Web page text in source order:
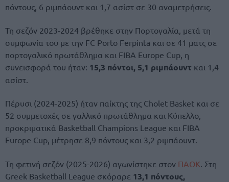
πόντους, 6 ριμπάουντ και 1,7 ασίστ σε 30 αναμετρήσεις.
Τη σεζόν 2023-2024 βρέθηκε στην Πορτογαλία, μετά τη
συμφωνία του με την FC Porto Ferpinta και σε 41 ματς σε
πορτογαλικό πρωτάθλημα και FIBA Europe Cup, η
συνεισφορά του ήταν: 15,3 πόντοι, 5,1 ριμπάουντ και 1,4
ασίστ.
Πέρυσι (2024-2025) ήταν παίκτης της Cholet Basket και σε
52 συμμετοχές σε γαλλικό πρωτάθλημα και Κύπελλο,
προκριματικά Basketball Champions League και FIBA
Europe Cup, μέτρησε 8,9 πόντους και 3,2 ριμπάουντ.
Τη φετινή σεζόν (2025-2026) αγωνίστηκε στον ΠΑΟΚ . Στη
Greek Basketball League σκόραρε 13,1 πόντους,